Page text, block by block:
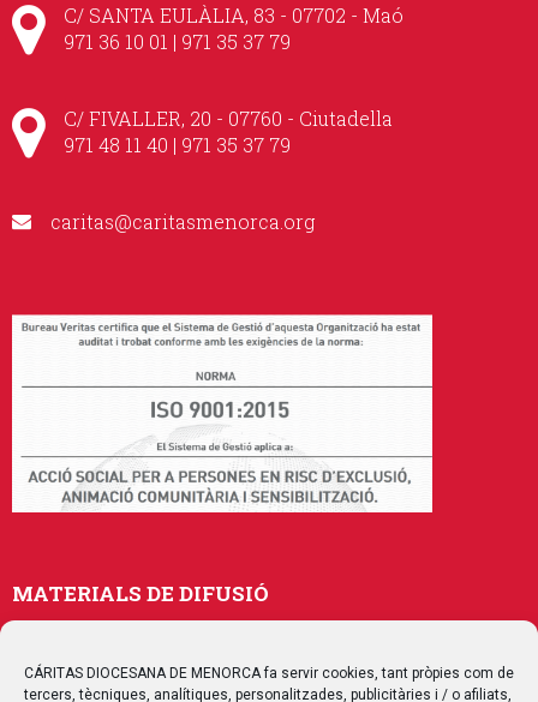
CÁRITAS DIOCESANA DE MENORCA fa servir cookies, tant pròpies com de
tercers, tècniques, analítiques, personalitzades, publicitàries i / o afiliats,
C/ SANTA EULÀLIA, 83 - 07702 - Maó
971 36 10 01 | 971 35 37 79
C/ FIVALLER, 20 - 07760 - Ciutadella
971 48 11 40 | 971 35 37 79
caritas@caritasmenorca.org
MATERIALS DE DIFUSIÓ
Publicacions